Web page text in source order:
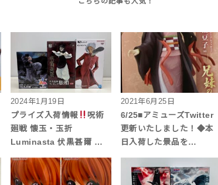
2024年1月19日
プライズ入荷情報
呪術
廻戦 懐玉・玉折
Luminasta 伏黒甚爾 …
2021年6月25日
6/25■アミューズTwitter
更新いたしました！◆本
日入荷した景品を…